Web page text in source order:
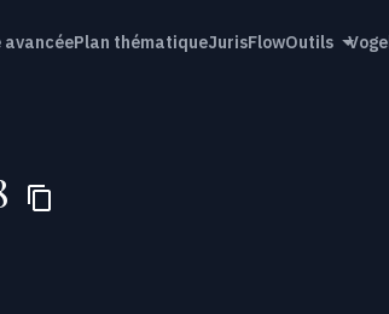
avancéePlan thématiqueJurisFlowOutils